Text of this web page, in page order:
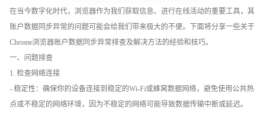
在当今数字化时代，浏览器作为我们获取信息、进行在线活动的重要工具，其
账户数据同步异常的问题可能会给我们带来极大的不便。下面将分享一些关于
Chrome浏览器账户数据同步异常排查及解决方法的经验和技巧。
一、问题排查
1. 检查网络连接
- 稳定性：确保你的设备连接到稳定的Wi-Fi或蜂窝数据网络，避免使用公共热
点或不稳定的网络环境，因为不稳定的网络可能导致数据传输中断或延迟。